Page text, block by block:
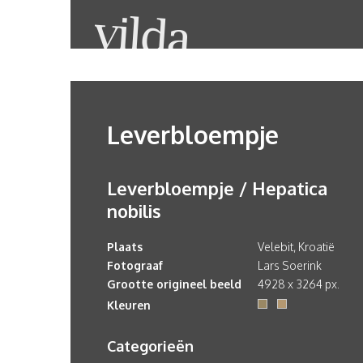
Leverbloempje
Leverbloempje / Hepatica
nobilis
Plaats
Velebit, Kroatië
Fotograaf
Lars Soerink
Grootte origineel beeld
4928 x 3264 px.
Kleuren
Categorieën